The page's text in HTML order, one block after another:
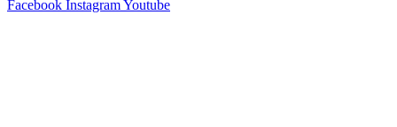
Facebook InstagramYoutube